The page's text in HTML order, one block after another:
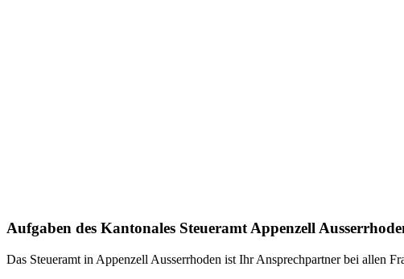
Aufgaben des Kantonales Steueramt Appenzell
Das Steueramt in Appenzell Ausserrhoden ist Ihr Ansprechpartner bei allen